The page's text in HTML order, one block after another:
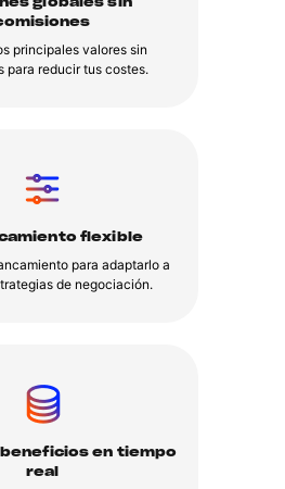
principales valores sin
para reducir tus costes.
flexible
para adaptarlo a
de negociación.
en tiempo
real